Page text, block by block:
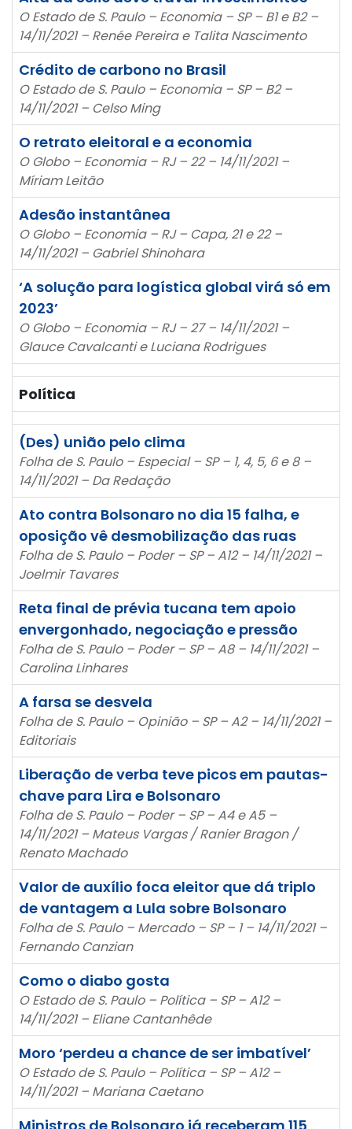
O Estado de S. Paulo – Economia – SP – B1 e B2 –
14/11/2021 – Renée Pereira e Talita Nascimento
Crédito de carbono no Brasil
O Estado de S. Paulo – Economia – SP – B2 –
14/11/2021 – Celso Ming
O retrato eleitoral e a economia
O Globo – Economia – RJ – 22 – 14/11/2021 –
Míriam Leitão
Adesão instantânea
O Globo – Economia – RJ – Capa, 21 e 22 –
14/11/2021 – Gabriel Shinohara
‘A solução para logística global virá só em
2023’
O Globo – Economia – RJ – 27 – 14/11/2021 –
Glauce Cavalcanti e Luciana Rodrigues
Política
(Des) união pelo clima
Folha de S. Paulo – Especial – SP – 1, 4, 5, 6 e 8 –
14/11/2021 – Da Redação
Ato contra Bolsonaro no dia 15 falha, e
oposição vê desmobilização das ruas
Folha de S. Paulo – Poder – SP – A12 – 14/11/2021 –
Joelmir Tavares
Reta final de prévia tucana tem apoio
envergonhado, negociação e pressão
Folha de S. Paulo – Poder – SP – A8 – 14/11/2021 –
Carolina Linhares
A farsa se desvela
Folha de S. Paulo – Opinião – SP – A2 – 14/11/2021 –
Editoriais
Liberação de verba teve picos em pautas-
chave para Lira e Bolsonaro
Folha de S. Paulo – Poder – SP – A4 e A5 –
14/11/2021 – Mateus Vargas / Ranier Bragon /
Renato Machado
Valor de auxílio foca eleitor que dá triplo
de vantagem a Lula sobre Bolsonaro
Folha de S. Paulo – Mercado – SP – 1 – 14/11/2021 –
Fernando Canzian
Como o diabo gosta
O Estado de S. Paulo – Política – SP – A12 –
14/11/2021 – Eliane Cantanhêde
Moro ‘perdeu a chance de ser imbatível’
O Estado de S. Paulo – Política – SP – A12 –
14/11/2021 – Mariana Caetano